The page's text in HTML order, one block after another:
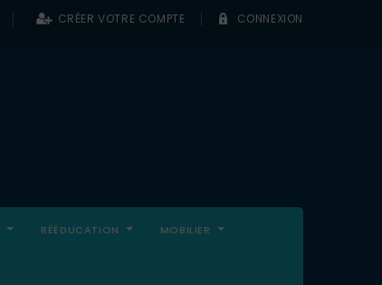
CRÉER VOTRE COMPTE CONNEXION
RÉÉDUCATION MOBILIER